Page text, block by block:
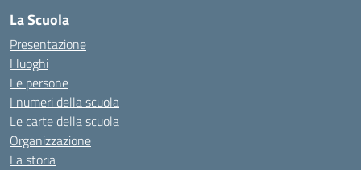
La Scuola
Presentazione
I luoghi
Le persone
I numeri della scuola
Le carte della scuola
Organizzazione
La storia